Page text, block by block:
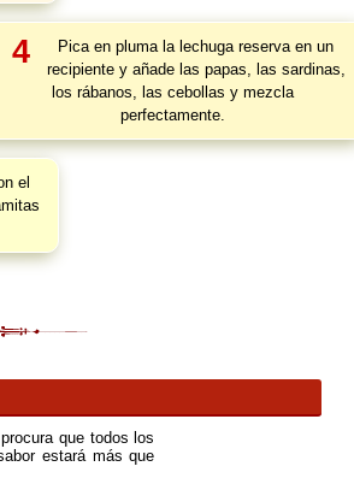
4
Pica en pluma la lechuga reserva en un
recipiente y añade las papas, las sardinas,
los rábanos, las cebollas y mezcla
perfectamente.
el
que todos los
estará más que